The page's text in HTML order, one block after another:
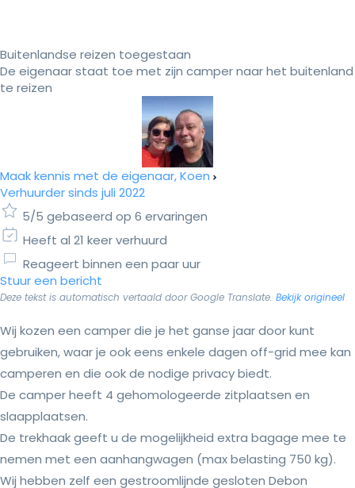
Buitenlandse reizen toegestaan
De eigenaar staat toe met zijn camper naar het buitenland
te reizen
Maak kennis met de eigenaar, Koen
Verhuurder sinds juli 2022
5/5 gebaseerd op 6 ervaringen
Heeft al 21 keer verhuurd
Reageert binnen een paar uur
Stuur een bericht
Deze tekst is automatisch vertaald door Google Translate. Bekijk origineel
Wij kozen een camper die je het ganse jaar door kunt
gebruiken, waar je ook eens enkele dagen off-grid mee kan
camperen en die ook de nodige privacy biedt.
De camper heeft 4 gehomologeerde zitplaatsen en
slaapplaatsen.
De trekhaak geeft u de mogelijkheid extra bagage mee te
nemen met een aanhangwagen (max belasting 750 kg).
Wij hebben zelf een gestroomlijnde gesloten Debon